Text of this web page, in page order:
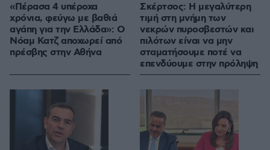
«Πέρασα 4 υπέροχα
χρόνια, φεύγω με βαθιά
αγάπη για την Ελλάδα»: Ο
Νόαμ Κατζ αποχωρεί από
πρέσβης στην Αθήνα
Σκέρτσος: Η μεγαλύτερη
τιμή στη μνήμη των
νεκρών πυροσβεστών και
πιλότων είναι να μην
σταματήσουμε ποτέ να
επενδύουμε στην πρόληψη